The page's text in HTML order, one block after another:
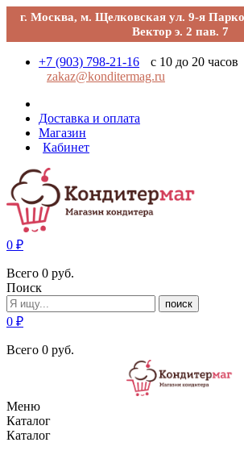
г. Москва, м. Щелковская ул. 9-я
Вектор э. 2 пав. 7
+7 (903) 798-21-16
с 10 до 20 часов
zakaz@konditermag.ru
Доставка и оплата
Магазин
Кабинет
0 ₽
Всего 0 руб.
Поиск
поиск
0 ₽
Всего 0 руб.
Меню
Каталог
Каталог